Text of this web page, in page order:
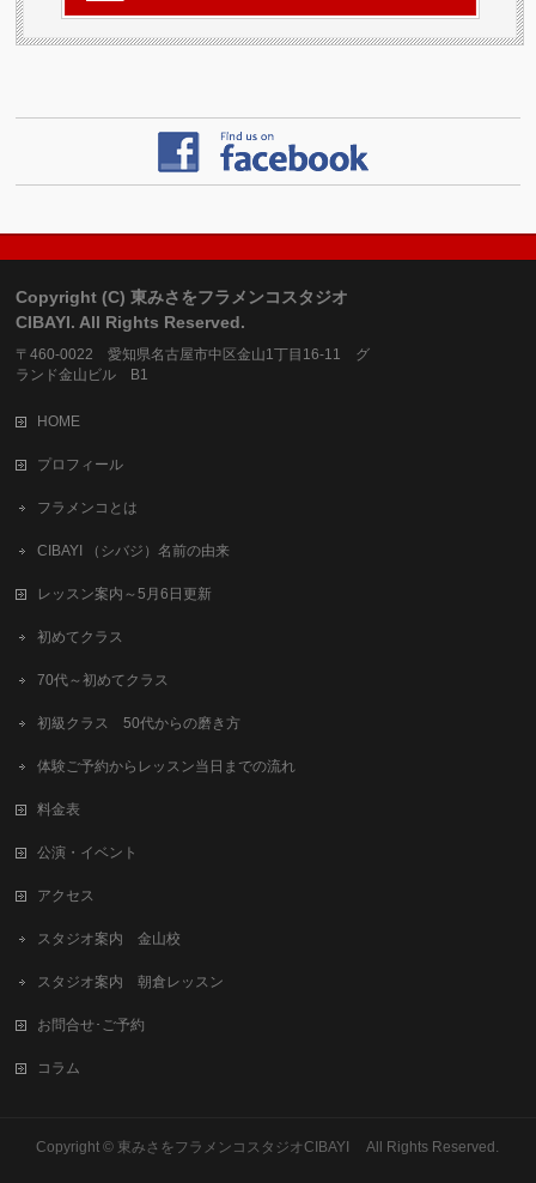
Copyright (C) 東みさをフラメンコスタジオ
CIBAYI. All Rights Reserved.
〒460-0022 愛知県名古屋市中区金山1丁目16-11 グ
ランド金山ビル B1
HOME
プロフィール
フラメンコとは
CIBAYI （シバジ）名前の由来
レッスン案内～5月6日更新
初めてクラス
70代～初めてクラス
初級クラス 50代からの磨き方
体験ご予約からレッスン当日までの流れ
料金表
公演・イベント
アクセス
スタジオ案内 金山校
スタジオ案内 朝倉レッスン
お問合せ･ご予約
コラム
Copyright © 東みさをフラメンコスタジオCIBAYI All Rights Reserved.